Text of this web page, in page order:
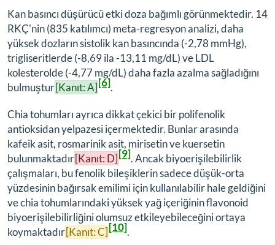
Kan basıncı düşürücü etki doza bağımlı görünmektedir. 14
RKÇ'nin (835 katılımcı) meta-regresyon analizi, daha
yüksek dozların sistolik kan basıncında (-2,78 mmHg),
trigliseritlerde (-8,69 ila -13,11 mg/dL) ve LDL
kolesterolde (-4,77 mg/dL) daha fazla azalma sağladığını
bulmuştur[Kanıt: A][6].
Chia tohumları ayrıca dikkat çekici bir polifenolik
antioksidan yelpazesi içermektedir. Bunlar arasında
kafeik asit, rosmarinik asit, mirisetin ve kuersetin
bulunmaktadır[Kanıt: D][9]. Ancak biyoerişilebilirlik
çalışmaları, bu fenolik bileşiklerin sadece düşük-orta
yüzdesinin bağırsak emilimi için kullanılabilir hale geldiğini
ve chia tohumlarındaki yüksek yağ içeriğinin flavonoid
biyoerişilebilirliğini olumsuz etkileyebileceğini ortaya
koymaktadır[Kanıt: C][10].